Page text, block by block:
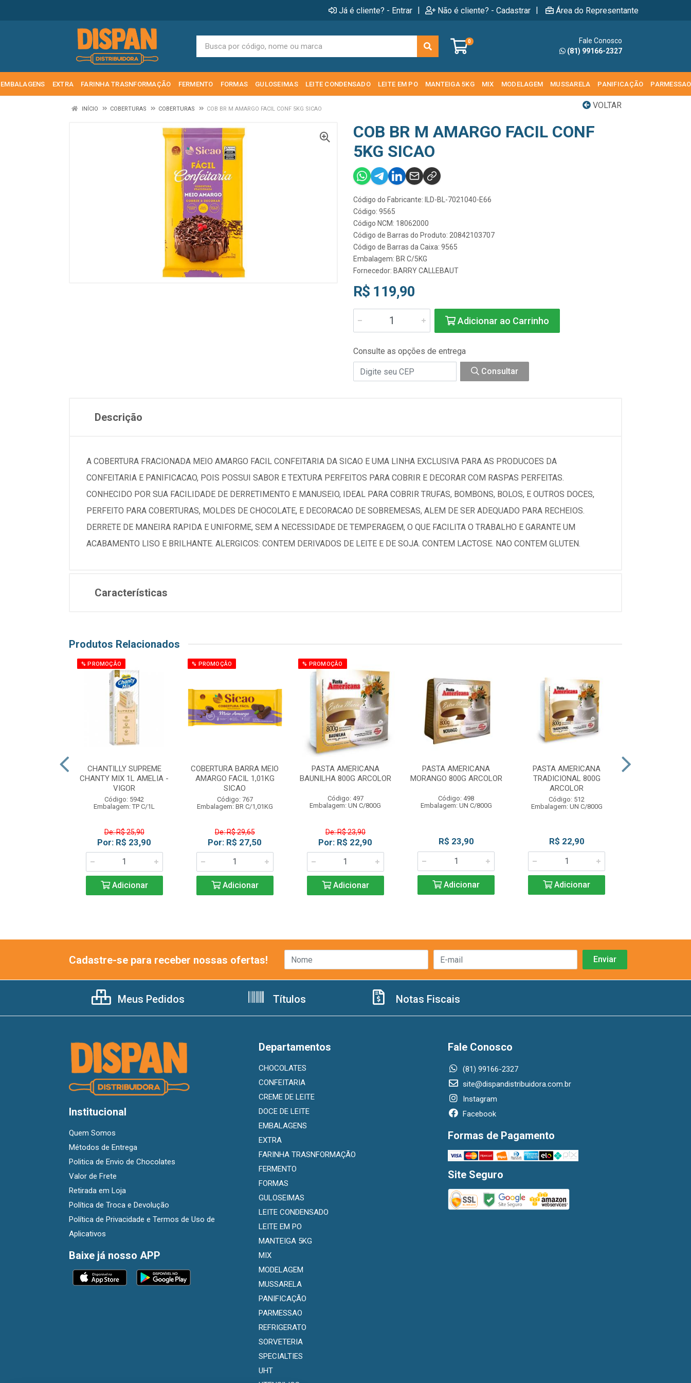
Já é cliente? - Entrar | Não é cliente? - Cadastrar | Área do Representante
0
Fale Conosco
(81) 99166-2327
EMBALAGENS EXTRA FARINHA TRASNFORMAÇÃO FERMENTO FORMAS GULOSEIMAS LEITE CONDENSADO LEITE EM PO MANTEIGA 5KG MIX MODELAGEM MUSSARELA PANIFICAÇÃO PARMESSAO
VOLTAR
INÍCIO COBERTURAS COBERTURAS COB BR M AMARGO FACIL CONF 5KG SICAO
COB BR M AMARGO FACIL CONF
5KG SICAO
Código do Fabricante: ILD-BL-7021040-E66
Código: 9565
Código NCM: 18062000
Código de Barras do Produto: 20842103707
Código de Barras da Caixa: 9565
Embalagem: BR C/5KG
Fornecedor: BARRY CALLEBAUT
R$ 119,90
Adicionar ao Carrinho
Consulte as opções de entrega
Consultar
Descrição
A COBERTURA FRACIONADA MEIO AMARGO FACIL CONFEITARIA DA SICAO E UMA LINHA EXCLUSIVA PARA AS PRODUCOES DA
CONFEITARIA E PANIFICACAO, POIS POSSUI SABOR E TEXTURA PERFEITOS PARA COBRIR E DECORAR COM RASPAS PERFEITAS.
CONHECIDO POR SUA FACILIDADE DE DERRETIMENTO E MANUSEIO, IDEAL PARA COBRIR TRUFAS, BOMBONS, BOLOS, E OUTROS DOCES,
PERFEITO PARA COBERTURAS, MOLDES DE CHOCOLATE, E DECORACAO DE SOBREMESAS, ALEM DE SER ADEQUADO PARA RECHEIOS.
DERRETE DE MANEIRA RAPIDA E UNIFORME, SEM A NECESSIDADE DE TEMPERAGEM, O QUE FACILITA O TRABALHO E GARANTE UM
ACABAMENTO LISO E BRILHANTE. ALERGICOS: CONTEM DERIVADOS DE LEITE E DE SOJA. CONTEM LACTOSE. NAO CONTEM GLUTEN.
Características
Produtos Relacionados
% PROMOÇÃO
CHANTILLY SUPREME
CHANTY MIX 1L AMELIA -
VIGOR
Código: 5942
Embalagem: TP C/1L
De: R$ 25,90
Por: R$ 23,90
Adicionar
% PROMOÇÃO
COBERTURA BARRA MEIO
AMARGO FACIL 1,01KG
SICAO
Código: 767
Embalagem: BR C/1,01KG
De: R$ 29,65
Por: R$ 27,50
Adicionar
% PROMOÇÃO
PASTA AMERICANA
BAUNILHA 800G ARCOLOR
Código: 497
Embalagem: UN C/800G
De: R$ 23,90
Por: R$ 22,90
Adicionar
PASTA AMERICANA
MORANGO 800G ARCOLOR
Código: 498
Embalagem: UN C/800G
R$ 23,90
Adicionar
PASTA AMERICANA
TRADICIONAL 800G
ARCOLOR
Código: 512
Embalagem: UN C/800G
R$ 22,90
Adicionar
Cadastre-se para receber nossas ofertas!
Meus Pedidos Títulos Notas Fiscais
Institucional
Quem Somos
Métodos de Entrega
Politica de Envio de Chocolates
Valor de Frete
Retirada em Loja
Política de Troca e Devolução
Política de Privacidade e Termos de Uso de
Aplicativos
Baixe já nosso APP
Departamentos
CHOCOLATES
CONFEITARIA
CREME DE LEITE
DOCE DE LEITE
EMBALAGENS
EXTRA
FARINHA TRASNFORMAÇÃO
FERMENTO
FORMAS
GULOSEIMAS
LEITE CONDENSADO
LEITE EM PO
MANTEIGA 5KG
MIX
MODELAGEM
MUSSARELA
PANIFICAÇÃO
PARMESSAO
REFRIGERATO
SORVETERIA
SPECIALTIES
UHT
Fale Conosco
(81) 99166-2327
site@dispandistribuidora.com.br
Instagram
Facebook
Formas de Pagamento
Site Seguro